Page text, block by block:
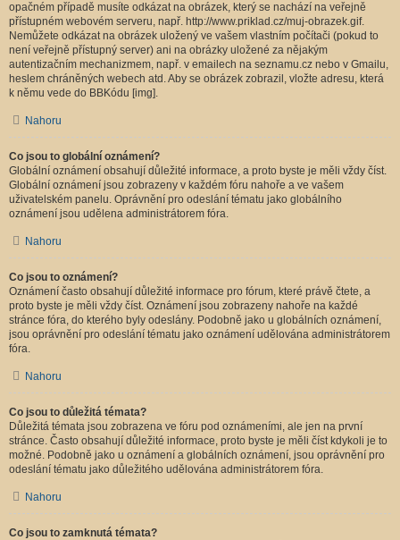
opačném případě musíte odkázat na obrázek, který se nachází na veřejně
přístupném webovém serveru, např. http://www.priklad.cz/muj-obrazek.gif.
Nemůžete odkázat na obrázek uložený ve vašem vlastním počítači (pokud to
není veřejně přístupný server) ani na obrázky uložené za nějakým
autentizačním mechanizmem, např. v emailech na seznamu.cz nebo v Gmailu,
heslem chráněných webech atd. Aby se obrázek zobrazil, vložte adresu, která
k němu vede do BBKódu [img].
Nahoru
Co jsou to globální oznámení?
Globální oznámení obsahují důležité informace, a proto byste je měli vždy číst.
Globální oznámení jsou zobrazeny v každém fóru nahoře a ve vašem
uživatelském panelu. Oprávnění pro odeslání tématu jako globálního
oznámení jsou udělena administrátorem fóra.
Nahoru
Co jsou to oznámení?
Oznámení často obsahují důležité informace pro fórum, které právě čtete, a
proto byste je měli vždy číst. Oznámení jsou zobrazeny nahoře na každé
stránce fóra, do kterého byly odeslány. Podobně jako u globálních oznámení,
jsou oprávnění pro odeslání tématu jako oznámení udělována administrátorem
fóra.
Nahoru
Co jsou to důležitá témata?
Důležitá témata jsou zobrazena ve fóru pod oznámeními, ale jen na první
stránce. Často obsahují důležité informace, proto byste je měli číst kdykoli je to
možné. Podobně jako u oznámení a globálních oznámení, jsou oprávnění pro
odeslání tématu jako důležitého udělována administrátorem fóra.
Nahoru
Co jsou to zamknutá témata?